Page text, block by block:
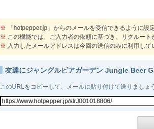
※ 「hotpepper.jp」からのメールを受信できるように設
※ この機能では、ご入力者の依頼に基づき、リクルー
※ 入力したメールアドレスは今回の送信のみに利用して
友達にジャングルビアガーデン Jungle Beer
このURLをコピーして、メールに貼り付けて送りましょ